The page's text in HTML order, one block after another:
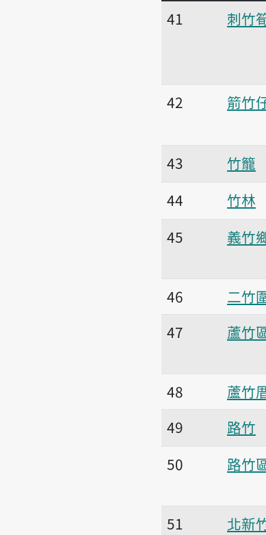
部分符合 「tik
41
刺竹
42
箭竹
43 竹籠
44
竹林
45
義竹
46
二竹
47
蘆竹
48
蘆竹
49
路竹
50
路竹
51
北新